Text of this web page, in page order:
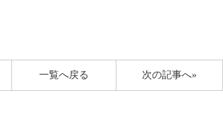
次の記事へ»
一覧へ戻る